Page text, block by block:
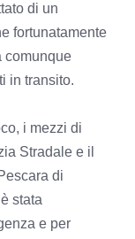
di un
fortunatamente
comunque
in transito.
i mezzi di
Stradale e il
di
stata
e per